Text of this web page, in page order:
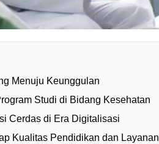
Menuju Keunggulan
Studi di Bidang Kesehatan
Cerdas di Era Digitalisasi
Kualitas Pendidikan dan Layanan